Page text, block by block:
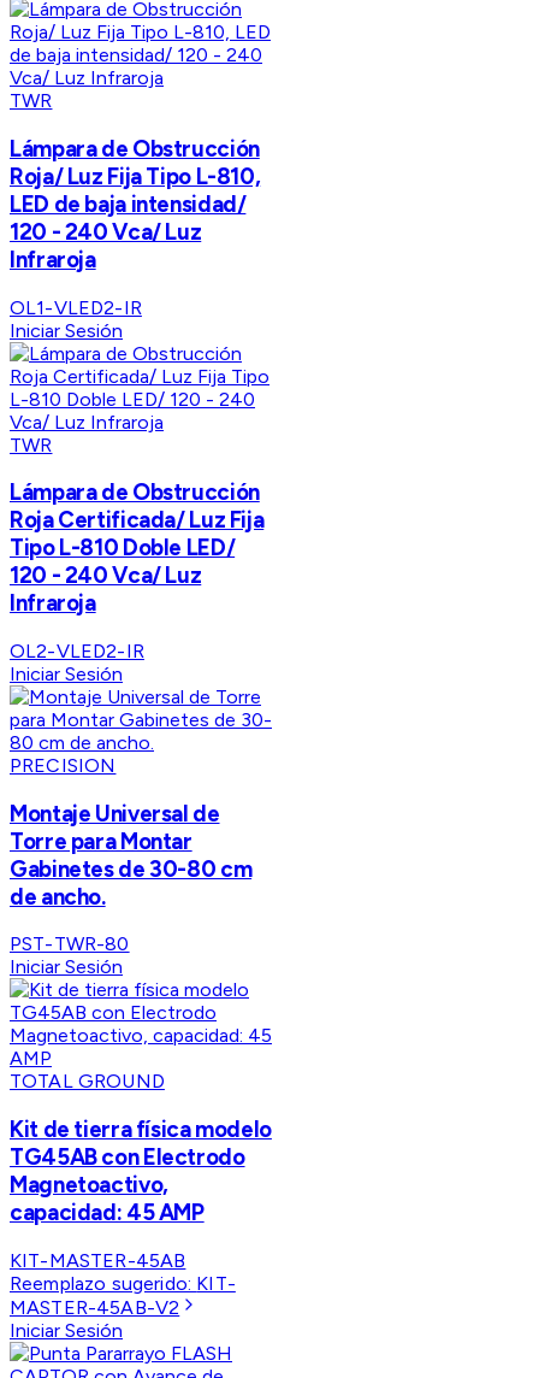
TWR
Lámpara de Obstrucción
Roja/ Luz Fija Tipo L-810,
LED de baja intensidad/
120 - 240 Vca/ Luz
Infraroja
OL1-VLED2-IR
Iniciar Sesión
TWR
Lámpara de Obstrucción
Roja Certificada/ Luz Fija
Tipo L-810 Doble LED/
120 - 240 Vca/ Luz
Infraroja
OL2-VLED2-IR
Iniciar Sesión
PRECISION
Montaje Universal de
Torre para Montar
Gabinetes de 30-80 cm
de ancho.
PST-TWR-80
Iniciar Sesión
TOTAL GROUND
Kit de tierra física modelo
TG45AB con Electrodo
Magnetoactivo,
capacidad: 45 AMP
KIT-MASTER-45AB
Reemplazo sugerido: KIT-
MASTER-45AB-V2
Iniciar Sesión